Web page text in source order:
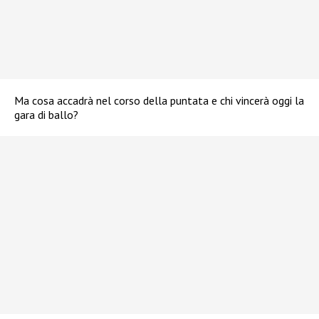
Ma cosa accadrà nel corso della puntata e chi vincerà oggi la
gara di ballo?